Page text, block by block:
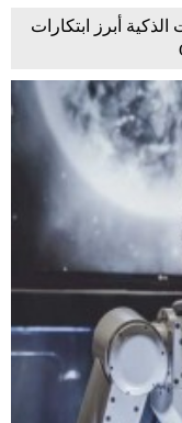
أبرز ابتكارات